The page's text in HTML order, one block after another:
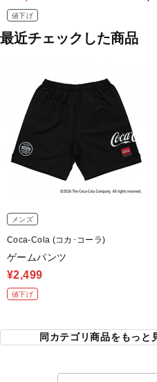
値下げ
最近チェックした商品
メンズ
Coca-Cola (コカ･コーラ)
ゲームパンツ
¥2,499
値下げ
同カテゴリ商品をもっと